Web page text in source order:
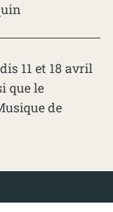
11 et 18 avril
que le
de